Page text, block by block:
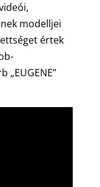
modelljei
értek
„EUGENE”